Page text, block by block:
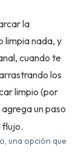
la
limpia nada, y
cuando te
los
limpio (por
agrega un paso
flujo.
una opción que